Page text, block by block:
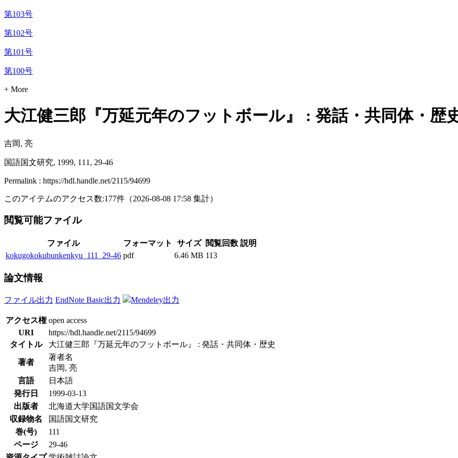
第103号
第102号
第101号
第100号
+ More
大江健三郎『万延元年のフットボール』 : 発話・共同体・歴
吉岡, 亮
国語国文研究, 1999, 111, 29-46
Permalink : https://hdl.handle.net/2115/94699
このアイテムのアクセス数:177件 （2026-08-08 17:58 集計）
閲覧可能ファイル
ファイル フォーマット サイズ 閲覧回数 説明
kokugokokubunkenkyu_111_29-46 pdf 6.46 MB 113
論文情報
ファイル出力 EndNote Basic出力 Mendeley出力
アクセス権 open access
URI
https://hdl.handle.net/2115/94699
タイトル
大江健三郎『万延元年のフットボール』 : 発話・共同体・歴史
著者
著者名
吉岡, 亮
言語
日本語
発行日
1999-03-13
出版者
北海道大学国語国文学会
収録物名
国語国文研究
巻(号)
111
ページ
29-46